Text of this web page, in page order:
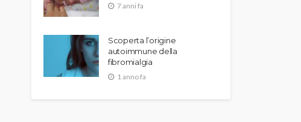
7 anni fa
Scoperta l’origine
autoimmune della
fibromialgia
1 anno fa